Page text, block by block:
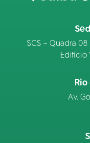
SCS – Quadra
Edifício
Av.